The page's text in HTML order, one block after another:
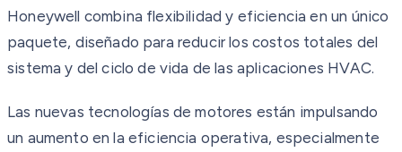
Honeywell combina flexibilidad y eficiencia en un único
paquete, diseñado para reducir los costos totales del
sistema y del ciclo de vida de las aplicaciones HVAC.
Las nuevas tecnologías de motores están impulsando
un aumento en la eficiencia operativa, especialmente